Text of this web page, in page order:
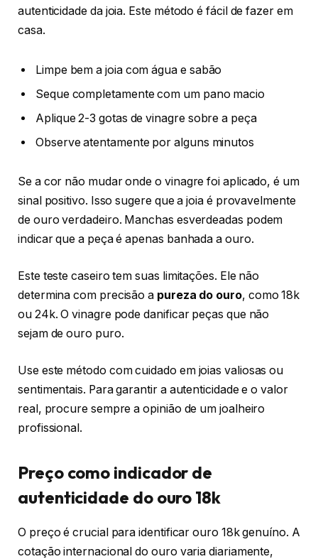
autenticidade da joia. Este método é fácil de fazer em
casa.
Limpe bem a joia com água e sabão
Seque completamente com um pano macio
Aplique 2-3 gotas de vinagre sobre a peça
Observe atentamente por alguns minutos
Se a cor não mudar onde o vinagre foi aplicado, é um
sinal positivo. Isso sugere que a joia é provavelmente
de ouro verdadeiro. Manchas esverdeadas podem
indicar que a peça é apenas banhada a ouro.
Este teste caseiro tem suas limitações. Ele não
determina com precisão a pureza do ouro, como 18k
ou 24k. O vinagre pode danificar peças que não
sejam de ouro puro.
Use este método com cuidado em joias valiosas ou
sentimentais. Para garantir a autenticidade e o valor
real, procure sempre a opinião de um joalheiro
profissional.
Preço como indicador de
autenticidade do ouro 18k
O preço é crucial para identificar ouro 18k genuíno. A
cotação internacional do ouro varia diariamente,